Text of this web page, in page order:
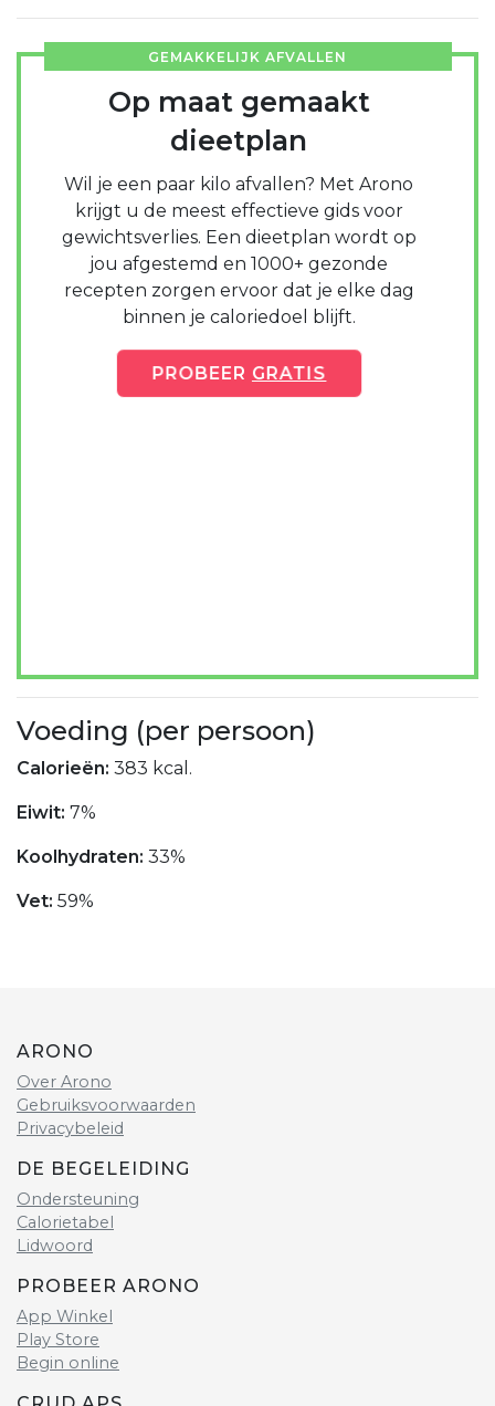
GEMAKKELIJK AFVALLEN
Op maat gemaakt
dieetplan
Wil je een paar kilo afvallen? Met Arono
krijgt u de meest effectieve gids voor
gewichtsverlies. Een dieetplan wordt op
jou afgestemd en 1000+ gezonde
recepten zorgen ervoor dat je elke dag
binnen je caloriedoel blijft.
PROBEER GRATIS
Voeding (per persoon)
Calorieën: 383 kcal.
Eiwit: 7%
Koolhydraten: 33%
Vet: 59%
ARONO
Over Arono
Gebruiksvoorwaarden
Privacybeleid
DE BEGELEIDING
Ondersteuning
Calorietabel
Lidwoord
PROBEER ARONO
App Winkel
Play Store
Begin online